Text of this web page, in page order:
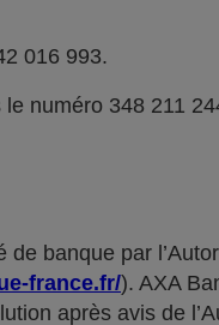
016 993.
numéro 348 211
banque par
france.fr/). AXA
après avis de